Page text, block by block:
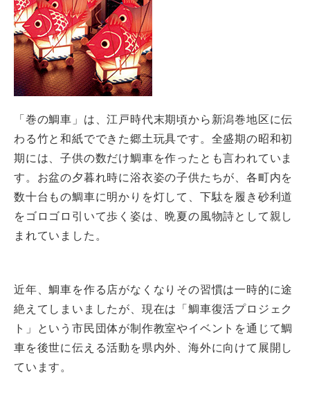
「巻の鯛車」は、江戸時代末期頃から新潟巻地区に伝
わる竹と和紙でできた郷土玩具です。全盛期の昭和初
期には、子供の数だけ鯛車を作ったとも言われていま
す。お盆の夕暮れ時に浴衣姿の子供たちが、各町内を
数十台もの鯛車に明かりを灯して、下駄を履き砂利道
をゴロゴロ引いて歩く姿は、晩夏の風物詩として親し
まれていました。
近年、鯛車を作る店がなくなりその習慣は一時的に途
絶えてしまいましたが、現在は「鯛車復活プロジェク
ト」という市民団体が制作教室やイベントを通じて鯛
車を後世に伝える活動を県内外、海外に向けて展開し
ています。